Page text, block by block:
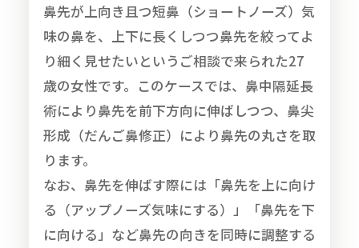
鼻先が上向き且つ短鼻（ショートノーズ）気
味の鼻を、上下に長くしつつ鼻先を絞ってよ
り細く見せたいというご相談で来られた27
歳の女性です。このケースでは、鼻中隔延長
術により鼻先を前下方向に伸ばしつつ、鼻尖
形成（だんご鼻修正）により鼻先の丸さを取
ります。
なお、鼻先を伸ばす際には「鼻先を上に向け
る（アップノーズ気味にする）」「鼻先を下
に向ける」など鼻先の向きを同時に調整する